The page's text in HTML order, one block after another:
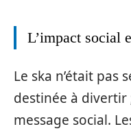
L’impact social
Le ska n’était pas
destinée à
message social.